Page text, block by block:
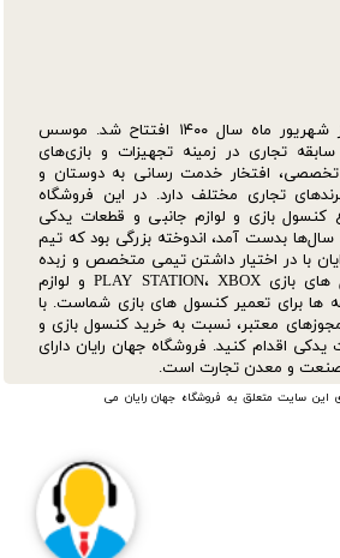
این سایت متعلق به فروشگاه جهان رایان می
سایت فروشگاه jahanrayan از شهریور ماه سال ۱۴۰۰ افتتاح شد. موسس
با بیش از ۲۰ سال سابقه تجاری در زمینه تجهیزات و بازی‌های
افتخار خدمت رسانی به دوستان و
تجاری مختلف دارد. در این فروشگاه
کنسول بازی و لوازم جانبی و قطعات یدکی‌
سال‌ها بدست آمد، اندوخته بزرگی بود که تیم
با در اختیار داشتن تیمی متخصص و زبده
در امور تعمیرات انواع کنسول های بازی PLAY STATION، XBOX و لوازم
ها برای تعمیر کنسول های بازی شماست. با
مجوزهای معتبر، نسبت به خرید کنسول بازی و
اقدام کنید. فروشگاه جهان رایان دارای
صنعت و معدن تجارت است.